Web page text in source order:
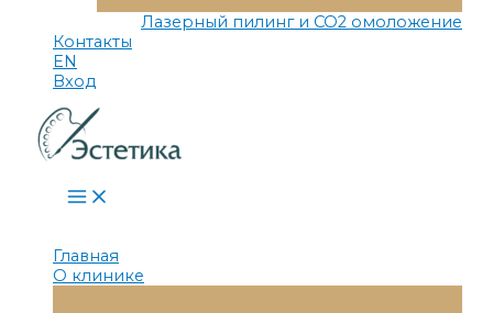
Меню
Лазерный пилинг и СО2 омоложение
Контакты
EN
Вход
Main
Menu
Главная
О клинике